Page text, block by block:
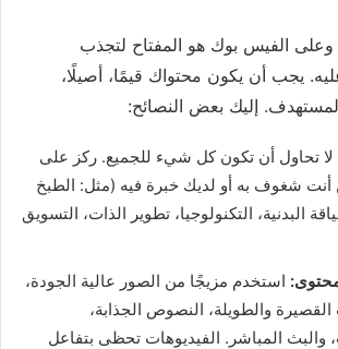
وعلى الفيس بوك هو المفتاح لتجذب
يجب أن يكون محتواك قيمًا، أصيلًا،
إليك بعض النصائح:
لا تحاول أن تكون كل شيء للجميع. ركز على
شغوف به أو لديك خبرة فيه (مثل: الطبخ
البدنية، التكنولوجيا، تطوير الذات، التسويق
استخدم مزيجًا من الصور عالية الجودة،
القصيرة والطويلة، النصوص الجذابة،
والبث المباشر. الفيديوهات تحظى بتفاعل